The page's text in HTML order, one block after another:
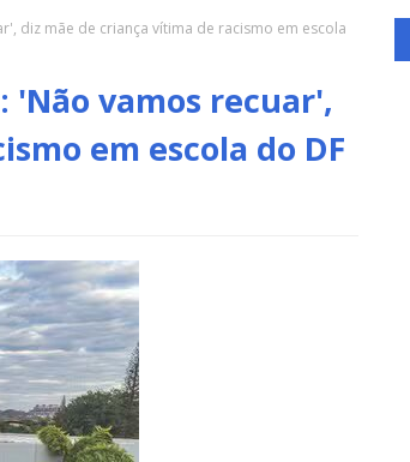
diz mãe de criança vítima de racismo em escola
'Não vamos recuar',
em escola do DF